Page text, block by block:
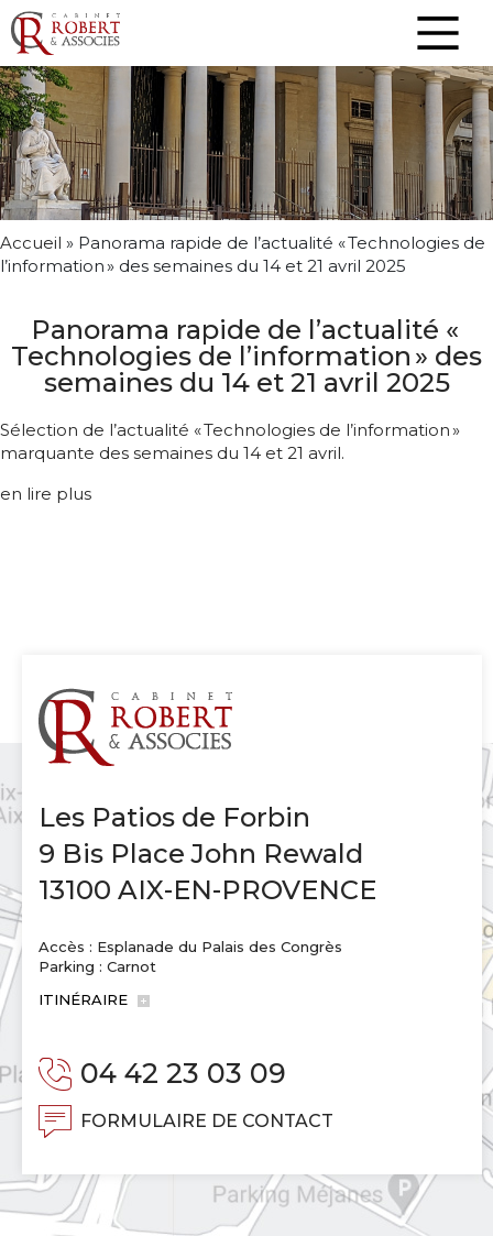
Accueil » Panorama rapide de l’actualité « Technologies de
l’information » des semaines du 14 et 21 avril 2025
Panorama rapide de l’actualité «
Technologies de l’information » des
semaines du 14 et 21 avril 2025
Sélection de l’actualité « Technologies de l’information »
marquante des semaines du 14 et 21 avril.
en lire plus
Les Patios de Forbin
9 Bis Place John Rewald
13100 AIX-EN-PROVENCE
Accès : Esplanade du Palais des Congrès
Parking : Carnot
ITINÉRAIRE
04 42 23 03 09
FORMULAIRE DE CONTACT